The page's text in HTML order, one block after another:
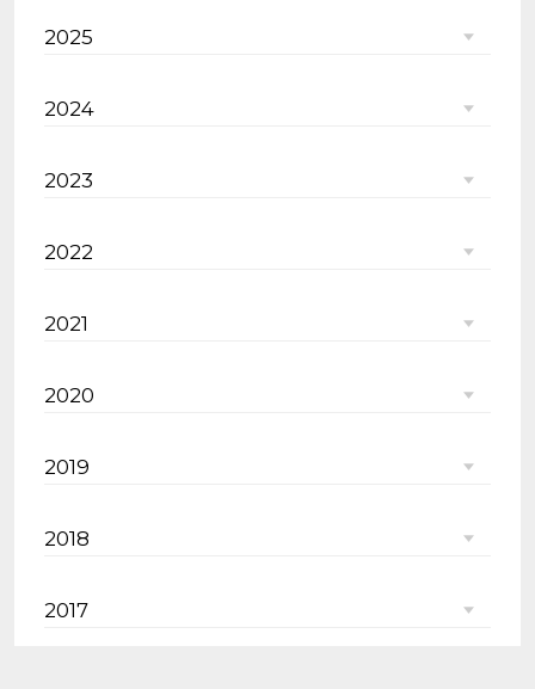
2025
2024
2023
2022
2021
2020
2019
2018
2017